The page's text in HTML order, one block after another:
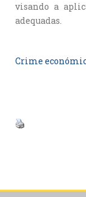
visando a
adequadas.
Crime